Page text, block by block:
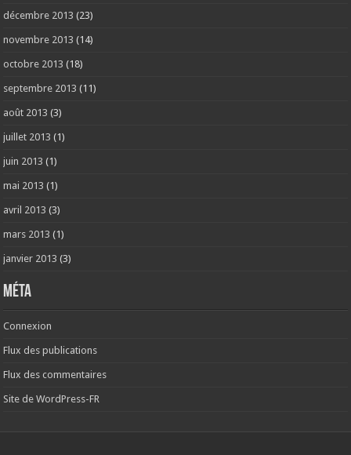
décembre 2013 (23)
novembre 2013 (14)
octobre 2013 (18)
septembre 2013 (11)
août 2013 (3)
juillet 2013 (1)
juin 2013 (1)
mai 2013 (1)
avril 2013 (3)
mars 2013 (1)
janvier 2013 (3)
Méta
Connexion
Flux des publications
Flux des commentaires
Site de WordPress-FR